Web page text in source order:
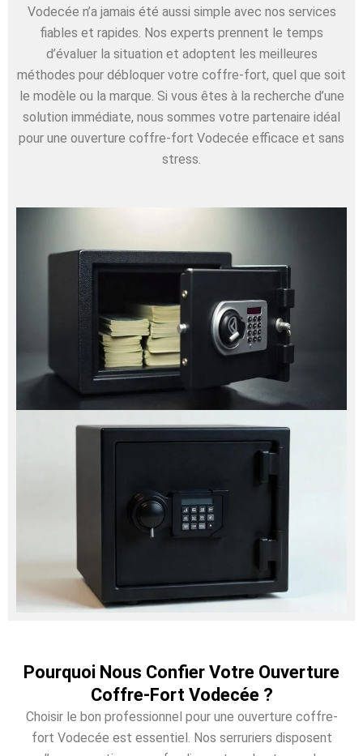
Vodecée n’a jamais été aussi simple avec nos services
fiables et rapides. Nos experts prennent le temps
d’évaluer la situation et adoptent les meilleures
méthodes pour débloquer votre coffre-fort, quel que soit
le modèle ou la marque. Si vous êtes à la recherche d’une
solution immédiate, nous sommes votre partenaire idéal
pour une ouverture coffre-fort Vodecée efficace et sans
stress.
Pourquoi Nous Confier Votre Ouverture
Coffre-Fort Vodecée ?
Choisir le bon professionnel pour une ouverture coffre-
fort Vodecée est essentiel. Nos serruriers disposent